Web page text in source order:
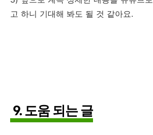
고 하니 기대해 봐도 될 것 같아요.
9. 도움 되는 글